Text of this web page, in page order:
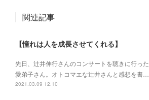
関連記事
【憧れは人を成長させてくれる】
先日、辻井伸行さんのコンサートを 聴きに行った
愛弟子さん。 オトコマエな辻井さんと 感想を書…
2021.03.09 12:10